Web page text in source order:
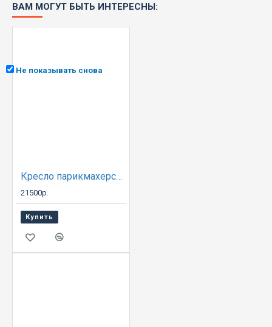
Не показывать снова
ВАМ МОГУТ БЫТЬ ИНТЕРЕСНЫ:
Кресло парикмахерское A09B
21500р.
Купить